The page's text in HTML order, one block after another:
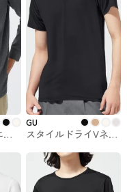
GU
スタイルドライVネッ
GUでお買い求めでき
ます。